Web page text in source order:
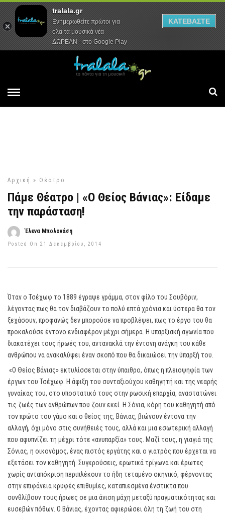
Αρχική Συνεντεύξεις Ρεπορτάζ
Αρχική » Θέατρο
Πάμε Θέατρο | «Ο Θείος Βάνιας»: Είδαμε
την παράσταση!
Έλενα Μπολονάση
Posted On 21 Δεκεμβρίου, 2014
Όταν ο Τσέχωφ το 1889 έγραψε γράμμα, στον φίλο του Σουβόριν,
λέγοντας πως θα τον διαβάζουν το πολύ επτά χρόνια και ύστερα θα τον
ξεχάσουν, προφανώς δεν μπορούσε να προβλέψει, πως το έργο του θα
προκαλούσε έντονο ενδιαφέρον μέχρι σήμερα. Η υπαρξιακή αγωνία που
διακατέχει τους ήρωές του, αντανακλά την έντονη ανάγκη του κάθε
ανθρώπου να ανακαλύψει έναν σκοπό που θα δικαιώσει την ύπαρξή του.
«Ο Θείος Βάνιας» εκτυλίσσεται στην ύπαιθρο, όπως η πλειοψηφία των
έργων του Τσέχωφ. Η άφιξη του συνταξιούχου καθηγητή και της νεαρής
γυναίκας του, στο υποστατικό τους στην ρωσική επαρχία, αναστατώνει
τις ζωές των ανθρώπων που ζουν εκεί. Η Σόνια, κόρη του καθηγητή από
τον πρώτο του γάμο και ο θείος της, Βάνιας, βιώνουν έντονα την
αλλαγή, όχι μόνο στις συνήθειές τους, αλλά και μια εσωτερική αλλαγή
που αφυπνίζει τη μέχρι τότε «ανυπαρξία» τους. Μαζί τους, η γιαγιά της
Σόνιας, η οικονόμος, ένας πιστός εργάτης και ο γιατρός που έρχεται να
εξετάσει τον καθηγητή. Συγκρούσεις, ερωτικά τρίγωνα και έρωτες
χωρίς ανταπόκριση περιπλέκουν το ήδη τεταμένο σκηνικό, φέρνοντας
στην επιφάνεια κρυφές επιθυμίες, καταπιεσμένα ένστικτα που
συνθλίβουν τους ήρωες σε μια άνιση μάχη μεταξύ πραγματικότητας και
ευσεβών πόθων. Ο Βάνιας, έχοντας αφιερώσει όλη τη ζωή του στη
tralala.gr
Ενημερωθείτε πρώτοι για
όλα τα μουσικά νέα
ΔΩΡΕΑΝ - στο Google Play
ΚΑΤΕΒΑΣΤΕ